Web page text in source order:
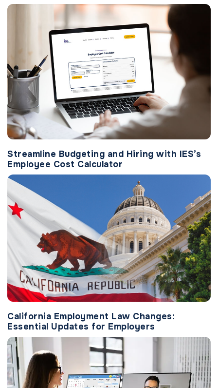
Streamline Budgeting and Hiring with IES’s
Employee Cost Calculator
California Employment Law Changes:
Essential Updates for Employers